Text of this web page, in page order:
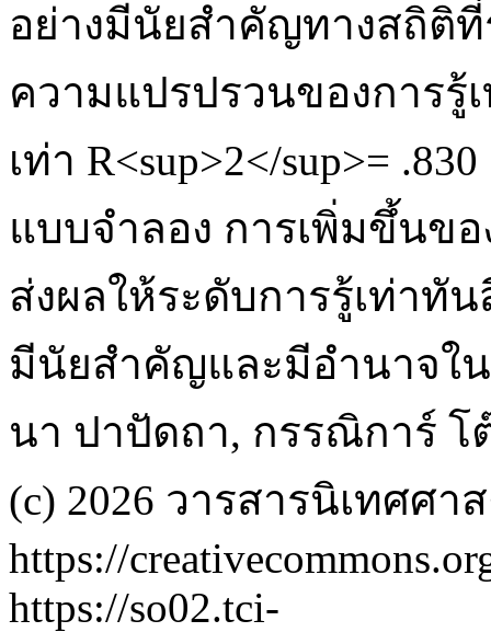
อย่างมีนัยสำคัญทางสถิติที่
ความแปรปรวนของการรู้
เท่า R<sup>2</sup>=
แบบจำลอง การเพิ่มขึ้นข
ส่งผลให้ระดับการรู้เท่าทั
มีนัยสำคัญและมีอำนาจใ
นา ปาปัดถา, กรรณิการ์
(c) 2026 วารสารนิเทศศา
https://
https://so02.tci-